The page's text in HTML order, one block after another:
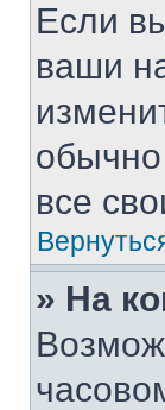
Если
ваши
все
» На